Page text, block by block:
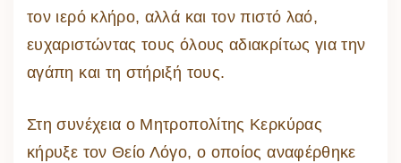
τον ιερό κλήρο, αλλά και τον πιστό λαό,
ευχαριστώντας τους όλους αδιακρίτως για την
αγάπη και τη στήριξή τους.
Στη συνέχεια ο Μητροπολίτης Κερκύρας
κήρυξε τον Θείο Λόγο, ο οποίος αναφέρθηκε